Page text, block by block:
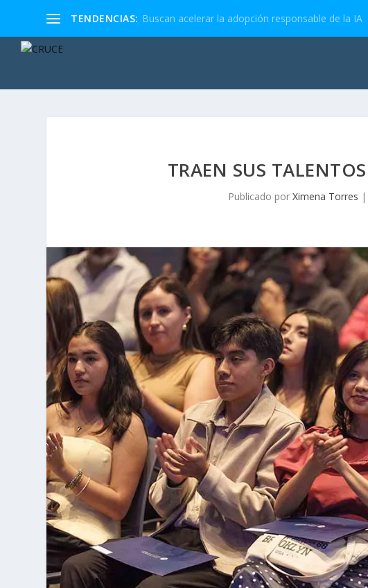
TENDENCIAS: Buscan acelerar la adopción responsable de la IA
TRAEN SUS
Publicado porXimena Torres |